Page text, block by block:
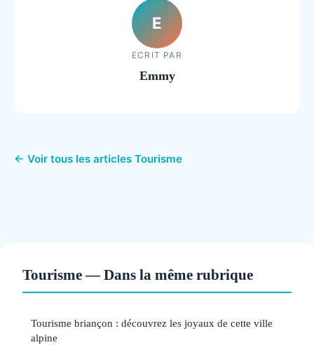
E
ECRIT PAR
Emmy
← Voir tous les articles Tourisme
Tourisme — Dans la même rubrique
Tourisme briançon : découvrez les joyaux de cette ville
alpine